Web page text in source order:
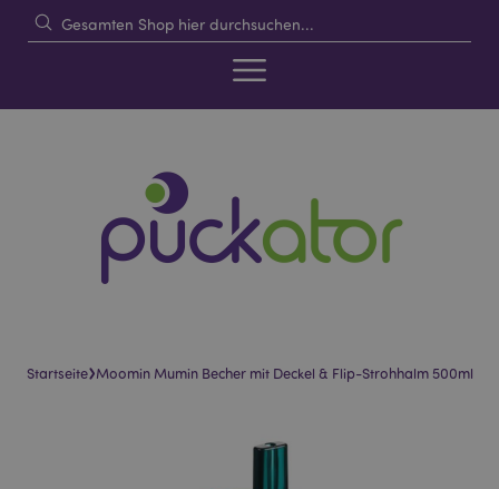
Startseite›Moomin Mumin Becher mit Deckel & Flip-Strohhalm 500ml